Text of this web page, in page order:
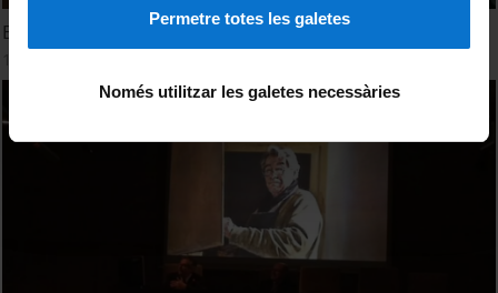
Permetre totes les galetes
Només utilitzar les galetes necessàries
El Rostro humano identidad y parecido. Ramón Trías